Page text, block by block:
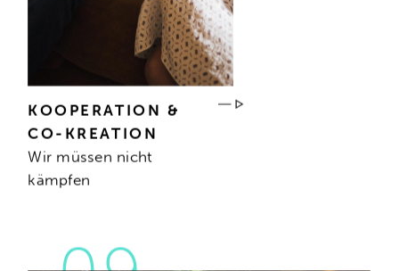
KOOPERATION &
CO-KREATION
Wir müssen nicht
kämpfen